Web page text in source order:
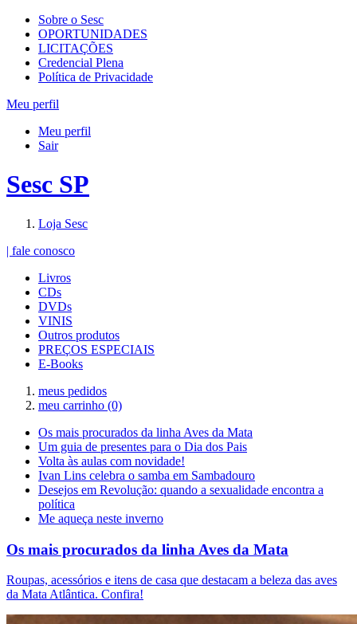
Sobre o Sesc
OPORTUNIDADES
LICITAÇÕES
Credencial Plena
Política de Privacidade
Meu perfil
Meu perfil
Sair
Sesc SP
Loja Sesc
| fale conosco
Livros
CDs
DVDs
VINIS
Outros produtos
PREÇOS ESPECIAIS
E-Books
meus pedidos
meu carrinho (0)
Os mais procurados da linha Aves da Mata
Um guia de presentes para o Dia dos Pais
Volta às aulas com novidade!
Ivan Lins celebra o samba em Sambadouro
Desejos em Revolução: quando a sexualidade encontra a
política
Me aqueça neste inverno
Os mais procurados da linha Aves da Mata
Roupas, acessórios e itens de casa que destacam a beleza das aves
da Mata Atlântica. Confira!